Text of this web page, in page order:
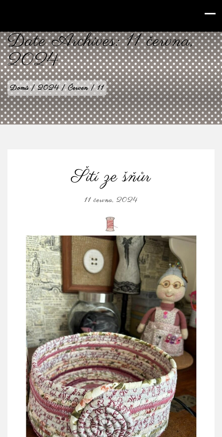
Date Archives:11 června,
2024
Domů|2024|Červen|11
Šití ze šňůr
11 června, 2024